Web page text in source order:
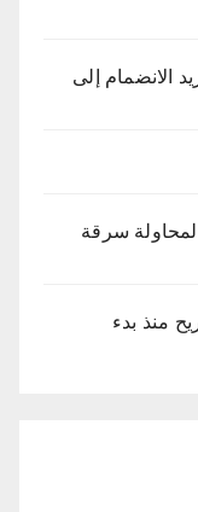
الانضمام إلى
سرقة
35 شهيداً و300 جريح منذ بدء